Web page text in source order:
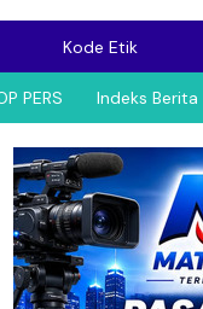
Kode Etik
PERS Indeks Berita